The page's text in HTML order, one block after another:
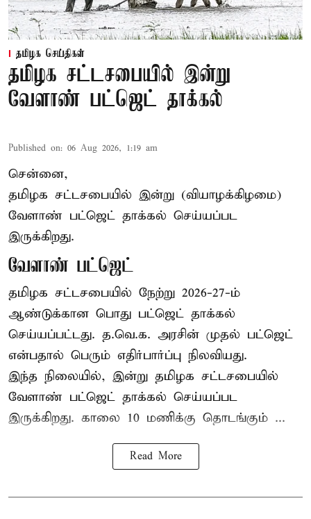
தமிழக செய்திகள்
தமிழக சட்டசபையில் இன்று
வேளாண் பட்ஜெட் தாக்கல்
Published on: 06 Aug 2026, 1:19 am
சென்னை,
தமிழக சட்டசபையில் இன்று (வியாழக்கிழமை)
வேளாண் பட்ஜெட் தாக்கல் செய்யப்பட
இருக்கிறது.
வேளாண் பட்ஜெட்
தமிழக சட்டசபையில் நேற்று 2026-27-ம்
ஆண்டுக்கான பொது பட்ஜெட் தாக்கல்
செய்யப்பட்டது. த.வெ.க. அரசின் முதல் பட்ஜெட்
என்பதால் பெரும் எதிர்பார்ப்பு நிலவியது.
இந்த நிலையில், இன்று தமிழக சட்டசபையில்
வேளாண் பட்ஜெட் தாக்கல் செய்யப்பட
இருக்கிறது. காலை 10 மணிக்கு தொடங்கும் ...
Read More